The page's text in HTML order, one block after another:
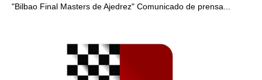
"Bilbao Final Masters de Ajedrez" Comunicado de prensa...